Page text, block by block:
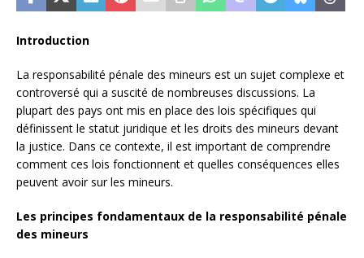
Introduction
La responsabilité pénale des mineurs est un sujet complexe et
controversé qui a suscité de nombreuses discussions. La
plupart des pays ont mis en place des lois spécifiques qui
définissent le statut juridique et les droits des mineurs devant
la justice. Dans ce contexte, il est important de comprendre
comment ces lois fonctionnent et quelles conséquences elles
peuvent avoir sur les mineurs.
Les principes fondamentaux de la responsabilité pénale
des mineurs